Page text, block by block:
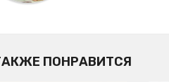
ПОНРАВИТСЯ